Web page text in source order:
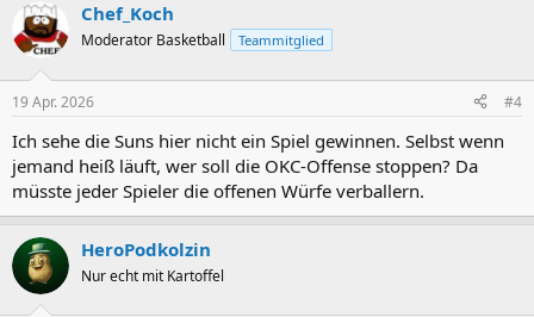
k
t
i
e
:
Chef_Koch
Moderator Basketball Teammitglied
19 Apr. 2026 #4
Ich sehe die Suns hier nicht ein Spiel gewinnen. Selbst wenn
jemand heiß läuft, wer soll die OKC-Offense stoppen? Da
müsste jeder Spieler die offenen Würfe verballern.
HeroPodkolzin
Nur echt mit Kartoffel